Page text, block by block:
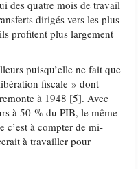
des quatre mois de travail
dirigés vers les plus
profitent plus largement
puisqu’elle ne fait que
fiscale » dont
à 1948 [5]. Avec
à 50 % du PIB, le même
c’est à compter de mi-
à travailler pour